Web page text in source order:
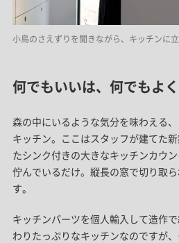
小鳥のさえずりを聞きながら、キッチンに立
何でもいいは、何でもよ
森の中にいるような気分を味わえる
キッチン。 ここはスタッフが建てた新
たシンク付きの大きなキッチンカウ
佇んでいるだけ。縦長の窓で切り取
す。
キッチンパーツを個人輸入して造作
わりたっぷりなキッチンなのですが